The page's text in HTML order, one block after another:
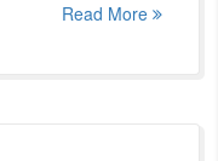
Read More